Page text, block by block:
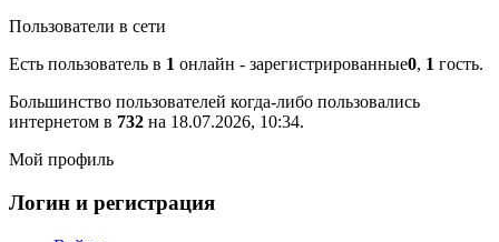
Пользователи в сети
Есть пользователь в 1 онлайн - зарегистрированные0, 1 гость.
Большинство пользователей когда-либо пользовались
интернетом в 732 на 18.07.2026, 10:34.
Мой профиль
Логин и регистрация